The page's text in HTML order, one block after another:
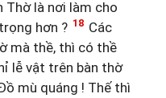
Thờ là nơi làm cho
hơn ? 18 Các
mà thề, thì có thề
lễ vật trên bàn thờ
mù quáng ! Thế thì